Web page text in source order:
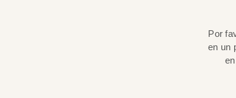
Por
en un